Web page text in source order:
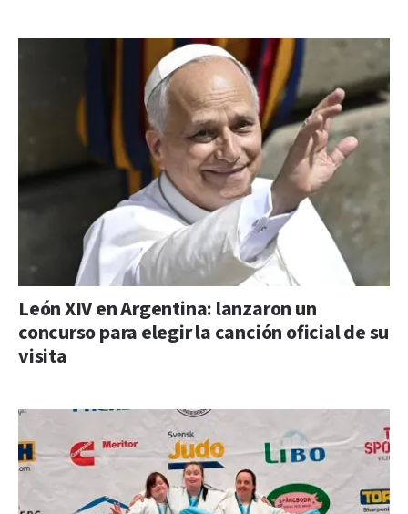
León XIV en Argentina: lanzaron un
concurso para elegir la canción oficial de su
visita